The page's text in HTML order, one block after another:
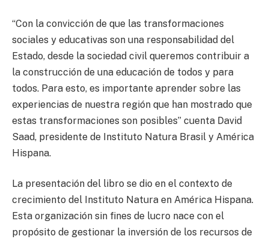
“Con la convicción de que las transformaciones
sociales y educativas son una responsabilidad del
Estado, desde la sociedad civil queremos contribuir a
la construcción de una educación de todos y para
todos. Para esto, es importante aprender sobre las
experiencias de nuestra región que han mostrado que
estas transformaciones son posibles” cuenta David
Saad, presidente de Instituto Natura Brasil y América
Hispana.
La presentación del libro se dio en el contexto de
crecimiento del Instituto Natura en América Hispana.
Esta organización sin fines de lucro nace con el
propósito de gestionar la inversión de los recursos de